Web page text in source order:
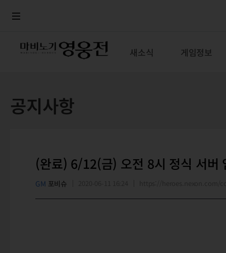
새소식 게임정보
공지사항
(완료) 6/12(금) 오전 8시 정식 서버
GM 포비슈